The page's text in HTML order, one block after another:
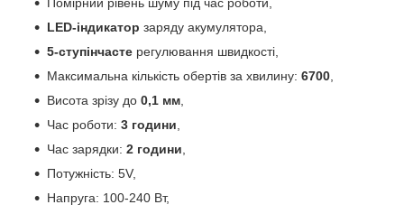
Помірний рівень шуму під час роботи,
LED-індикатор заряду акумулятора,
5-ступінчасте регулювання швидкості,
Максимальна кількість обертів за хвилину: 6700,
Висота зрізу до 0,1 мм,
Час роботи: 3 години,
Час зарядки: 2 години,
Потужність: 5V,
Напруга: 100-240 Вт,